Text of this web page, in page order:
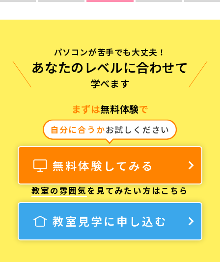
パソコンが苦手でも大丈夫！
あなたのレベルに合わせて
学べます
まずは無料体験で
自分に合うかお試しください
無料体験してみる
教室の雰囲気を見てみたい方はこちら
教室見学に申し込む